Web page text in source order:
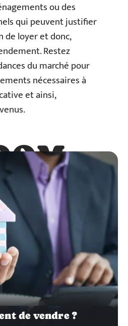
ou des
qui peuvent justifier
de loyer et donc,
Restez
du marché pour
nécessaires à
et ainsi,
de vendre ?